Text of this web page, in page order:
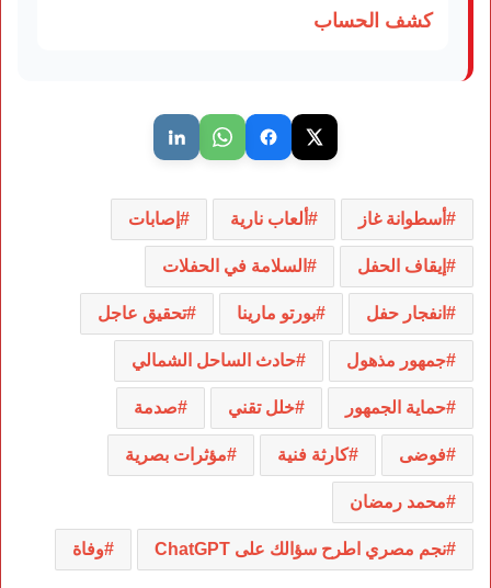
كشف الحساب
أسطوانة غاز ألعاب نارية إصابات
إيقاف الحفل السلامة في الحفلات
انفجار حفل بورتو مارينا تحقيق عاجل
جمهور مذهول حادث الساحل الشمالي
حماية الجمهور خلل تقني صدمة
فوضى كارثة فنية مؤثرات بصرية
محمد رمضان
نجم مصري اطرح سؤالك على ChatGPT وفاة